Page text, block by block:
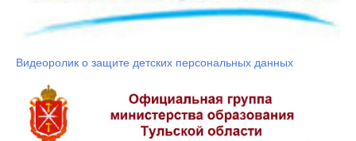
Видеоролик о защите детских персональных данных